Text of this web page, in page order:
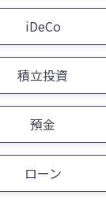
iDeCo
積立投資
預金
ローン